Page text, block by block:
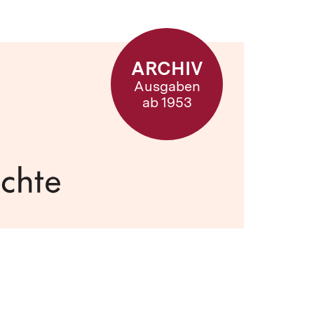
ARCHIV
Ausgaben
ab 1953